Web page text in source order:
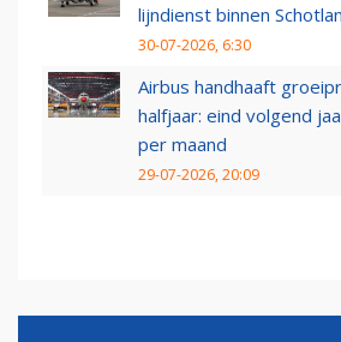
lijndienst binnen
30-07-2026, 6:30
Airbus handhaaft
halfjaar: eind volgend
per maand
29-07-2026, 20:09